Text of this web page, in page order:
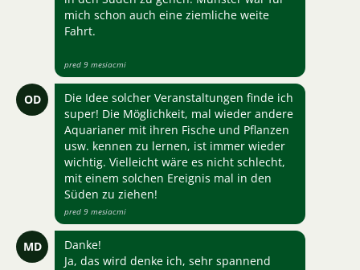
mich schon auch eine ziemliche weite
Fahrt.
pred 9 mesiacmi
OD
Die Idee solcher Veranstaltungen finde ich
super! Die Möglichkeit, mal wieder andere
Aquarianer mit ihren Fische und Pflanzen
usw. kennen zu lernen, ist immer wieder
wichtig. Vielleicht wäre es nicht schlecht,
mit einem solchen Ereignis mal in den
Süden zu ziehen!
pred 9 mesiacmi
MD
Danke!
Ja, das wird denke ich, sehr spannend